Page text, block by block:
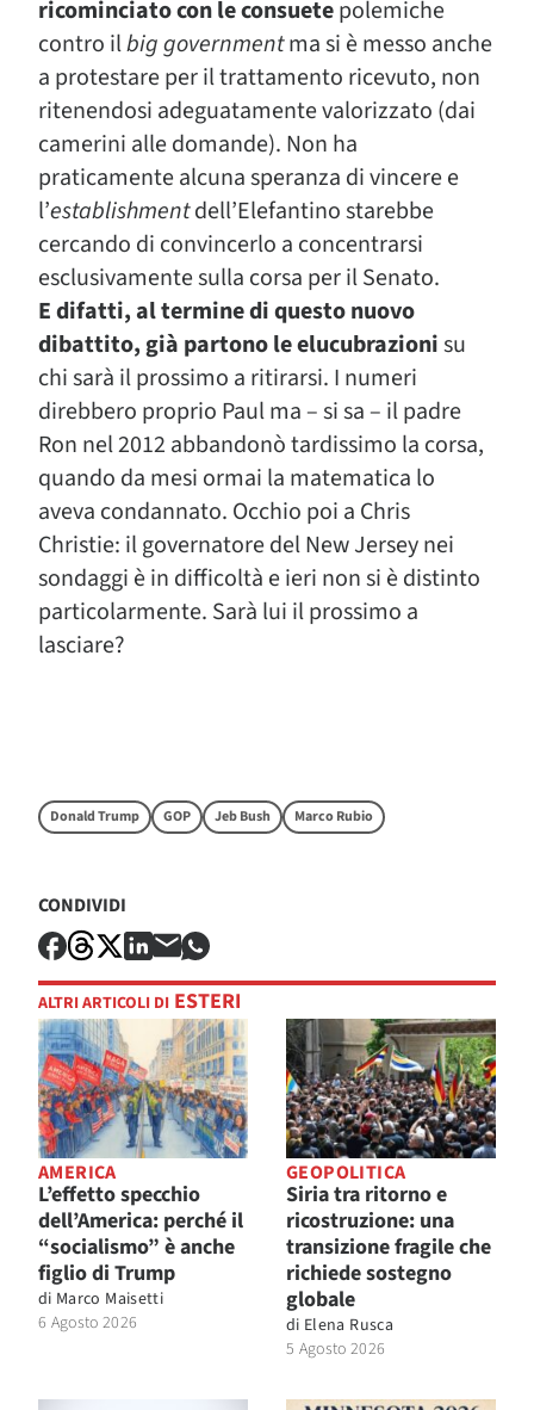
ricominciato con le consuetepolemiche
contro ilbig governmentma si è messo anche
a protestare per il trattamento ricevuto, non
ritenendosi adeguatamente valorizzato (dai
camerini alle domande). Non ha
praticamente alcuna speranza di vincere e
l’establishmentdell’Elefantino starebbe
cercando di convincerlo a concentrarsi
esclusivamente sulla corsa per il Senato.
E difatti, al termine di questo nuovo
dibattito, già partono le elucubrazionisu
chi sarà il prossimo a ritirarsi. I numeri
direbbero proprio Paul ma – si sa – il padre
Ron nel 2012 abbandonò tardissimo la corsa,
quando da mesi ormai la matematica lo
aveva condannato. Occhio poi a Chris
Christie: il governatore del New Jersey nei
sondaggi è in difficoltà e ieri non si è distinto
particolarmente. Sarà lui il prossimo a
lasciare?
Donald Trump GOP Jeb Bush Marco Rubio
CONDIVIDI
ALTRI ARTICOLI DI ESTERI
AMERICA
L’effetto specchio
dell’America: perché il
“socialismo” è anche
figlio di Trump
di Marco Maisetti
6 Agosto 2026
GEOPOLITICA
Siria tra ritorno e
ricostruzione: una
transizione fragile che
richiede sostegno
globale
di Elena Rusca
5 Agosto 2026